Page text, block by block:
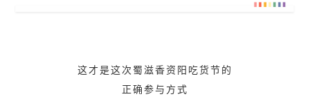
这才是这次蜀滋香资阳吃货节的
正确参与方式